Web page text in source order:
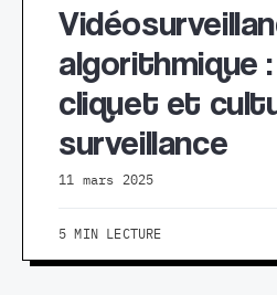
algorithmique
cliquet et
surveillance
11 mars 2025
5 MIN LECTURE